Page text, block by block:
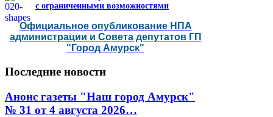
с ограниченными возможностями
Официальное опубликование НПА
администрации и Совета депутатов ГП
"Город Амурск"
Последние новости
Анонс газеты "Наш город Амурск"
№ 31 от 4 августа 2026…